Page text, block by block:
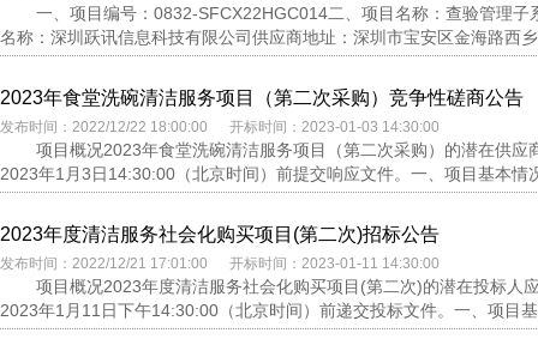
一、项目编号：0832-SFCX22HGC014二、项目名称：查验管理
名称：深圳跃讯信息科技有限公司供应商地址：深圳市宝安区金海路西
2023年食堂洗碗清洁服务项目（第二次采购）竞争性磋商公告
发布时间：2022/12/22 18:00:00 开标时间：2023-01-03 14:30:00
项目概况2023年食堂洗碗清洁服务项目（第二次采购）的潜在供
2023年1月3日14:30:00（北京时间）前提交响应文件。一、项目基本情
2023年度清洁服务社会化购买项目(第二次)招标公告
发布时间：2022/12/21 17:01:00 开标时间：2023-01-11 14:30:00
项目概况2023年度清洁服务社会化购买项目(第二次)的潜在投标人
2023年1月11日下午14:30:00（北京时间）前递交投标文件。一、项目